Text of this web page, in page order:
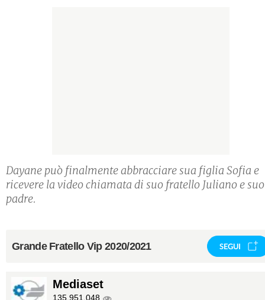
Dayane può finalmente abbracciare sua figlia Sofia e
ricevere la video chiamata di suo fratello Juliano e suo
padre.
Grande Fratello Vip 2020/2021 SEGUI
Mediaset
135.951.048